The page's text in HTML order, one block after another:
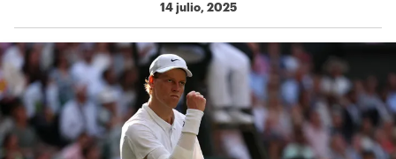
14 julio, 2025